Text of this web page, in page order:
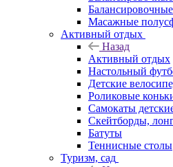
Масажные
Активный отдых
Назад
Активный отдых
Настольный
Детские
Роликовые
Самокаты
Скейтборды,
Батуты
Теннисные столы
Туризм, сад